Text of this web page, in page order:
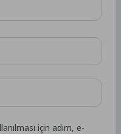
için adım, e-